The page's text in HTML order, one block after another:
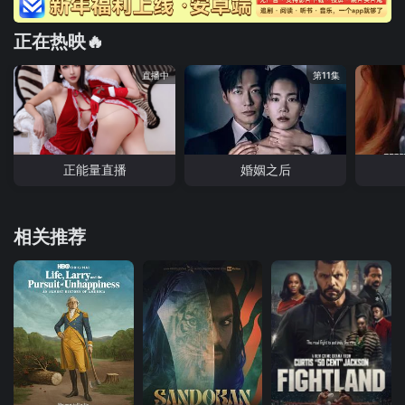
正在热映🔥
直播中
正能量直播
第11集
婚姻之后
相关推荐